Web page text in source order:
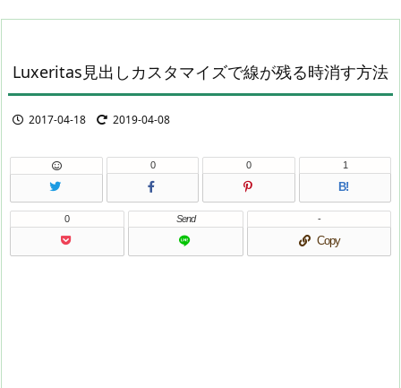
Luxeritas見出しカスタマイズで線が残る時消す方法
2017-04-18 2019-04-08
0 0
B!
1
0 Send
Copy
-